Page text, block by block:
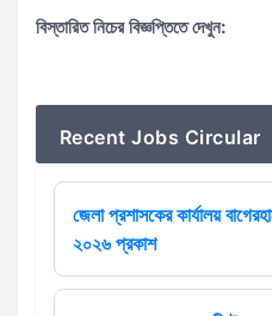
বিস্তারিত নিচের বিজ্ঞপ্তিতে দেখুন:
Recent Jobs Circular
জেলা প্রশাসকের কার্যালয়
২০২৬ প্রকাশ